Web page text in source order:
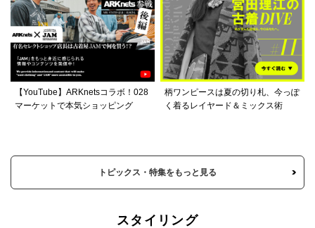
【YouTube】ARKnetsコラボ！028
マーケットで本気ショッピング
柄ワンピースは夏の切り札、今っぽ
く着るレイヤード＆ミックス術
トピックス・特集をもっと見る
スタイリング